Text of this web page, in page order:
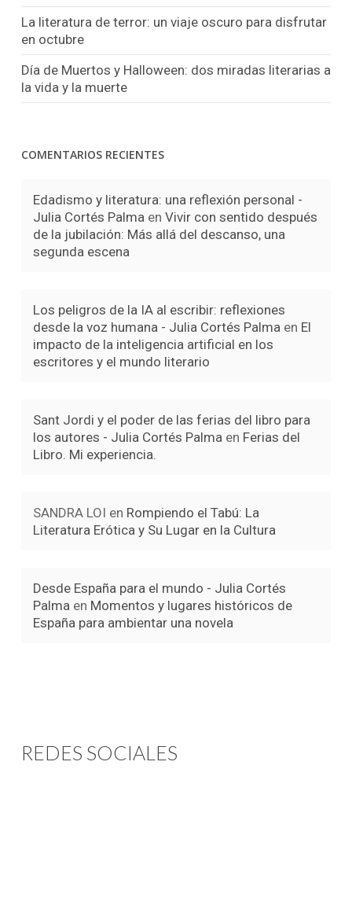
La literatura de terror: un viaje oscuro para disfrutar
en octubre
Día de Muertos y Halloween: dos miradas literarias a
la vida y la muerte
COMENTARIOS RECIENTES
Edadismo y literatura: una reflexión personal -
Julia Cortés Palma en Vivir con sentido después
de la jubilación: Más allá del descanso, una
segunda escena
Los peligros de la IA al escribir: reflexiones
desde la voz humana - Julia Cortés Palma en El
impacto de la inteligencia artificial en los
escritores y el mundo literario
Sant Jordi y el poder de las ferias del libro para
los autores - Julia Cortés Palma en Ferias del
Libro. Mi experiencia.
SANDRA LOI en Rompiendo el Tabú: La
Literatura Erótica y Su Lugar en la Cultura
Desde España para el mundo - Julia Cortés
Palma en Momentos y lugares históricos de
España para ambientar una novela
REDES SOCIALES